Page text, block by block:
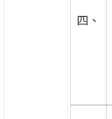
四、